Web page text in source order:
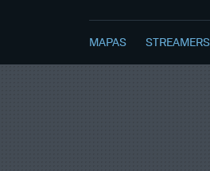
MAPAS STREAMERS